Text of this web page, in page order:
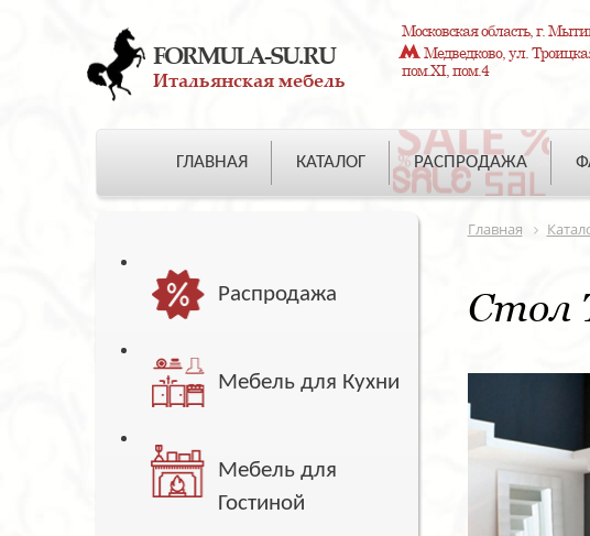
FORMULA-SU.RU
Итальянская мебель
Московская область, г.
Медведково, ул.
пом.XI, пом.4
ГЛАВНАЯ КАТАЛОГ РАСПРОДАЖА
Распродажа
Мебель для Кухни
Мебель для
Гостиной
Главная
Стол